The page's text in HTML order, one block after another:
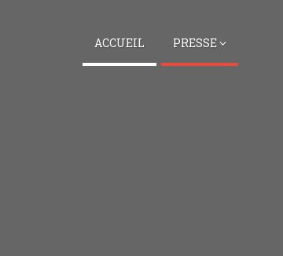
ACCUEIL PRESSE